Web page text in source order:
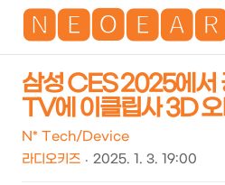
삼성 CES 2025에서
TV에 이클립사 3D
N* Tech/Device
라디오키즈
2025. 1. 3. 19:00